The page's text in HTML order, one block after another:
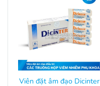
Viên đặt âm đạo Dicinter